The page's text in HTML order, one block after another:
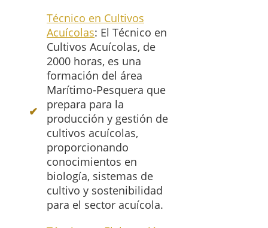
Técnico en Cultivos
Acuícolas: El Técnico en
Cultivos Acuícolas, de
2000 horas, es una
formación del área
Marítimo-Pesquera que
prepara para la
producción y gestión de
cultivos acuícolas,
proporcionando
conocimientos en
biología, sistemas de
cultivo y sostenibilidad
para el sector acuícola.